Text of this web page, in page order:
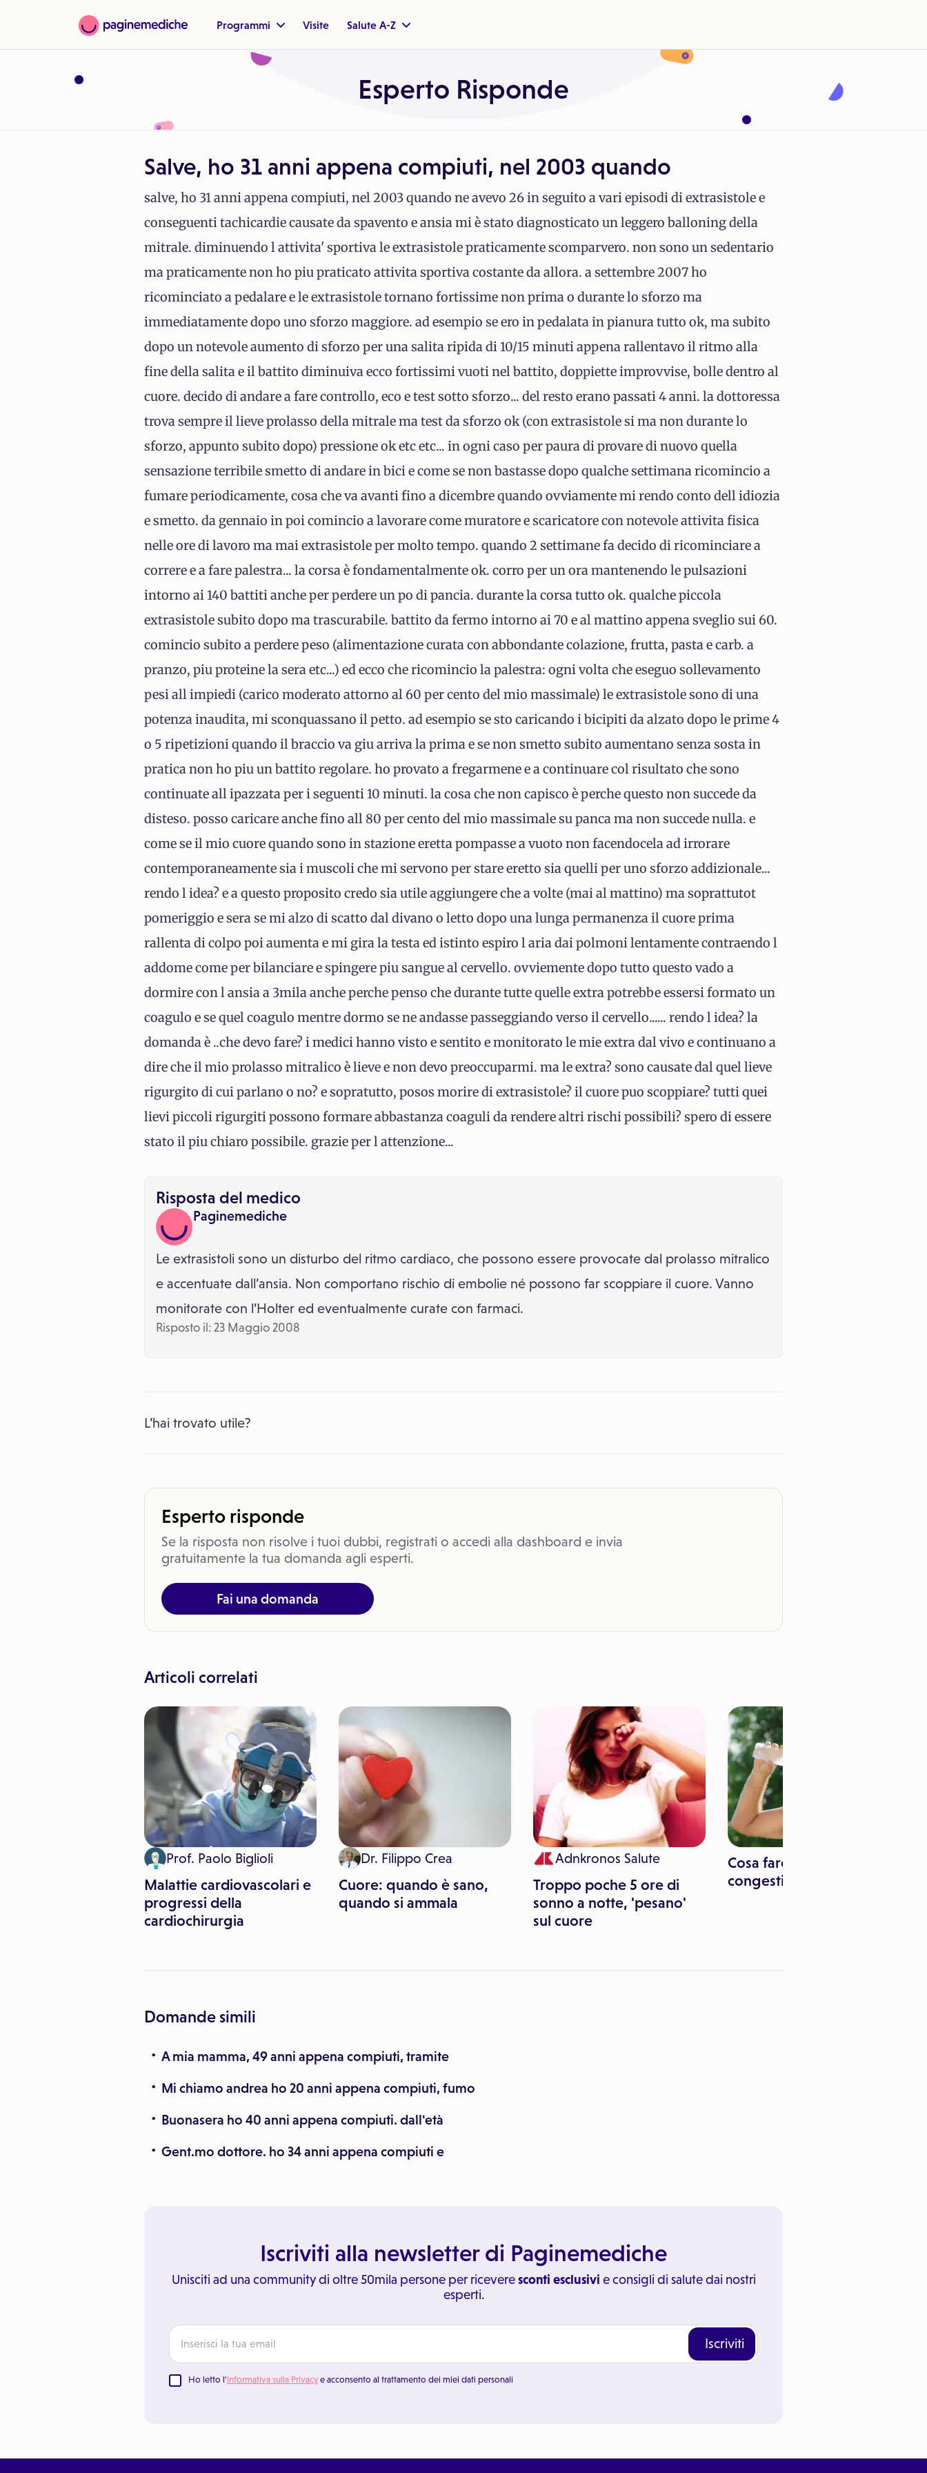
Programmi Visite Salute A-Z
Esperto Risponde
Salve, ho 31 anni appena compiuti, nel 2003 quando
salve, ho 31 anni appena compiuti, nel 2003 quando ne avevo 26 in seguito a vari episodi di extrasistole e
conseguenti tachicardie causate da spavento e ansia mi è stato diagnosticato un leggero balloning della
mitrale. diminuendo l attivita' sportiva le extrasistole praticamente scomparvero. non sono un sedentario
ma praticamente non ho piu praticato attivita sportiva costante da allora. a settembre 2007 ho
ricominciato a pedalare e le extrasistole tornano fortissime non prima o durante lo sforzo ma
immediatamente dopo uno sforzo maggiore. ad esempio se ero in pedalata in pianura tutto ok, ma subito
dopo un notevole aumento di sforzo per una salita ripida di 10/15 minuti appena rallentavo il ritmo alla
fine della salita e il battito diminuiva ecco fortissimi vuoti nel battito, doppiette improvvise, bolle dentro al
cuore. decido di andare a fare controllo, eco e test sotto sforzo... del resto erano passati 4 anni. la dottoressa
trova sempre il lieve prolasso della mitrale ma test da sforzo ok (con extrasistole si ma non durante lo
sforzo, appunto subito dopo) pressione ok etc etc... in ogni caso per paura di provare di nuovo quella
sensazione terribile smetto di andare in bici e come se non bastasse dopo qualche settimana ricomincio a
fumare periodicamente, cosa che va avanti fino a dicembre quando ovviamente mi rendo conto dell idiozia
e smetto. da gennaio in poi comincio a lavorare come muratore e scaricatore con notevole attivita fisica
nelle ore di lavoro ma mai extrasistole per molto tempo. quando 2 settimane fa decido di ricominciare a
correre e a fare palestra... la corsa è fondamentalmente ok. corro per un ora mantenendo le pulsazioni
intorno ai 140 battiti anche per perdere un po di pancia. durante la corsa tutto ok. qualche piccola
extrasistole subito dopo ma trascurabile. battito da fermo intorno ai 70 e al mattino appena sveglio sui 60.
comincio subito a perdere peso (alimentazione curata con abbondante colazione, frutta, pasta e carb. a
pranzo, piu proteine la sera etc...) ed ecco che ricomincio la palestra: ogni volta che eseguo sollevamento
pesi all impiedi (carico moderato attorno al 60 per cento del mio massimale) le extrasistole sono di una
potenza inaudita, mi sconquassano il petto. ad esempio se sto caricando i bicipiti da alzato dopo le prime 4
o 5 ripetizioni quando il braccio va giu arriva la prima e se non smetto subito aumentano senza sosta in
pratica non ho piu un battito regolare. ho provato a fregarmene e a continuare col risultato che sono
continuate all ipazzata per i seguenti 10 minuti. la cosa che non capisco è perche questo non succede da
disteso. posso caricare anche fino all 80 per cento del mio massimale su panca ma non succede nulla. e
come se il mio cuore quando sono in stazione eretta pompasse a vuoto non facendocela ad irrorare
contemporaneamente sia i muscoli che mi servono per stare eretto sia quelli per uno sforzo addizionale...
rendo l idea? e a questo proposito credo sia utile aggiungere che a volte (mai al mattino) ma soprattutot
pomeriggio e sera se mi alzo di scatto dal divano o letto dopo una lunga permanenza il cuore prima
rallenta di colpo poi aumenta e mi gira la testa ed istinto espiro l aria dai polmoni lentamente contraendo l
addome come per bilanciare e spingere piu sangue al cervello. ovviemente dopo tutto questo vado a
dormire con l ansia a 3mila anche perche penso che durante tutte quelle extra potrebbe essersi formato un
coagulo e se quel coagulo mentre dormo se ne andasse passeggiando verso il cervello...... rendo l idea? la
domanda è ..che devo fare? i medici hanno visto e sentito e monitorato le mie extra dal vivo e continuano a
dire che il mio prolasso mitralico è lieve e non devo preoccuparmi. ma le extra? sono causate dal quel lieve
rigurgito di cui parlano o no? e sopratutto, posos morire di extrasistole? il cuore puo scoppiare? tutti quei
lievi piccoli rigurgiti possono formare abbastanza coaguli da rendere altri rischi possibili? spero di essere
stato il piu chiaro possibile. grazie per l attenzione...
Risposta del medico
Paginemediche
Le extrasistoli sono un disturbo del ritmo cardiaco, che possono essere provocate dal prolasso mitralico
e accentuate dall’ansia. Non comportano rischio di embolie né possono far scoppiare il cuore. Vanno
monitorate con l’Holter ed eventualmente curate con farmaci.
Risposto il: 23 Maggio 2008
L’hai trovato utile?
Esperto risponde
Se la risposta non risolve i tuoi dubbi, registrati o accedi alla dashboard e invia
gratuitamente la tua domanda agli esperti.
Fai una domanda
Articoli correlati
Prof. Paolo Biglioli
Malattie cardiovascolari e
progressi della
cardiochirurgia
Dr. Filippo Crea
Cuore: quando è sano,
quando si ammala
Adnkronos Salute
Troppo poche 5 ore di
sonno a notte, 'pesano'
sul cuore
Cosa fare in caso di
congestione da freddo
Domande simili
A mia mamma, 49 anni appena compiuti, tramite
Mi chiamo andrea ho 20 anni appena compiuti, fumo
Buonasera ho 40 anni appena compiuti. dall'età
Gent.mo dottore. ho 34 anni appena compiuti e
Iscriviti alla newsletter di Paginemediche
Unisciti ad una community di oltre 50mila persone per riceveresconti esclusivi e consigli di salute dai nostri
esperti.
Iscriviti
Ho letto l'Informativa sulla Privacy e acconsento al trattamento dei miei dati personali